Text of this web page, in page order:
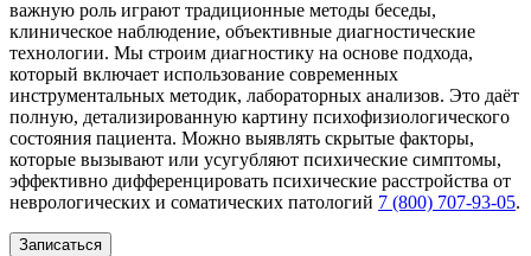
важную роль играют традиционные методы беседы,
клиническое наблюдение, объективные диагностические
технологии. Мы строим диагностику на основе подхода,
который включает использование современных
инструментальных методик, лабораторных анализов. Это даёт
полную, детализированную картину психофизиологического
состояния пациента. Можно выявлять скрытые факторы,
которые вызывают или усугубляют психические симптомы,
эффективно дифференцировать психические расстройства от
неврологических и соматических патологий 7 (800) 707-93-05.
Записаться